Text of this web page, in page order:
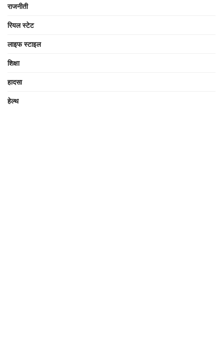
राजनीती
रियल स्टेट
लाइफ स्टाइल
शिक्षा
हादसा
हेल्थ